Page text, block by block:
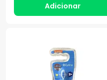
Adicionar